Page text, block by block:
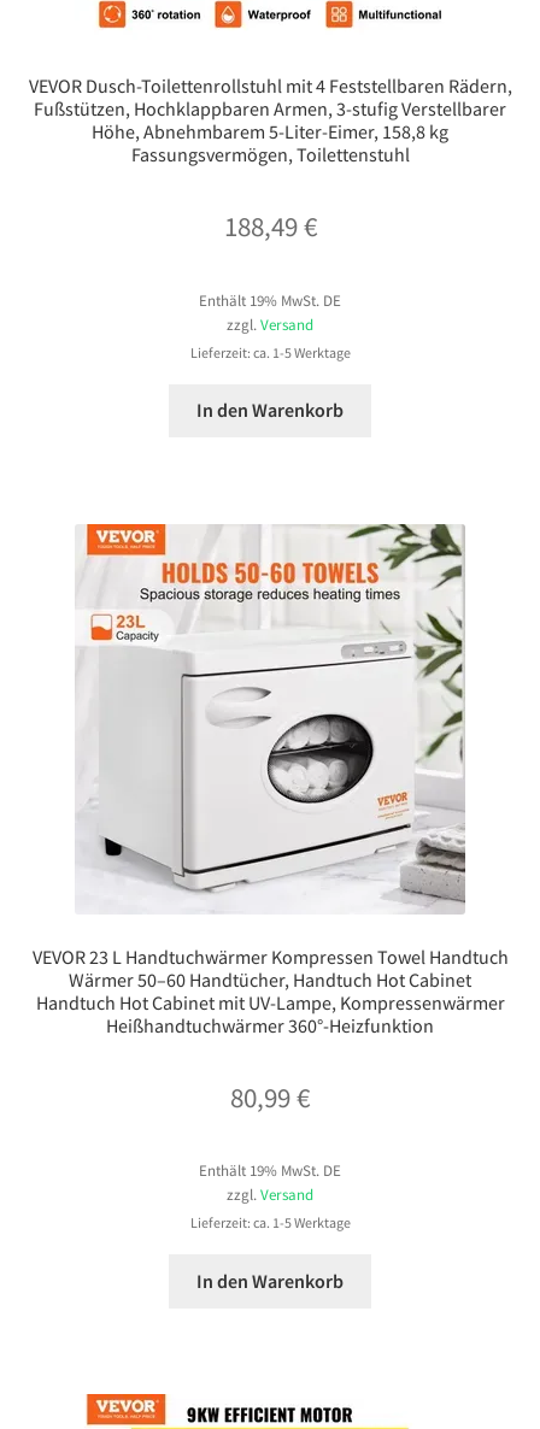
VEVOR Dusch-Toilettenrollstuhl mit 4 Feststellbaren Rädern,
Fußstützen, Hochklappbaren Armen, 3-stufig Verstellbarer
Höhe, Abnehmbarem 5-Liter-Eimer, 158,8 kg
Fassungsvermögen, Toilettenstuhl
188,49€
Enthält 19% MwSt. DE
zzgl. Versand
Lieferzeit: ca. 1-5 Werktage
In den Warenkorb
VEVOR 23 L Handtuchwärmer Kompressen Towel Handtuch
Wärmer 50–60 Handtücher, Handtuch Hot Cabinet
Handtuch Hot Cabinet mit UV-Lampe, Kompressenwärmer
Heißhandtuchwärmer 360°-Heizfunktion
80,99€
Enthält 19% MwSt. DE
zzgl. Versand
Lieferzeit: ca. 1-5 Werktage
In den Warenkorb